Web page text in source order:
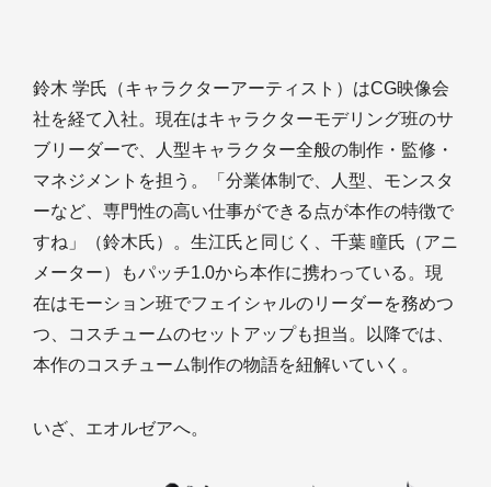
鈴木 学氏（キャラクターアーティスト）はCG映像会
社を経て入社。現在はキャラクターモデリング班のサ
ブリーダーで、人型キャラクター全般の制作・監修・
マネジメントを担う。「分業体制で、人型、モンスタ
ーなど、専門性の高い仕事ができる点が本作の特徴で
すね」（鈴木氏）。生江氏と同じく、千葉 瞳氏（アニ
メーター）もパッチ1.0から本作に携わっている。現
在はモーション班でフェイシャルのリーダーを務めつ
つ、コスチュームのセットアップも担当。以降では、
本作のコスチューム制作の物語を紐解いていく。
いざ、エオルゼアへ。